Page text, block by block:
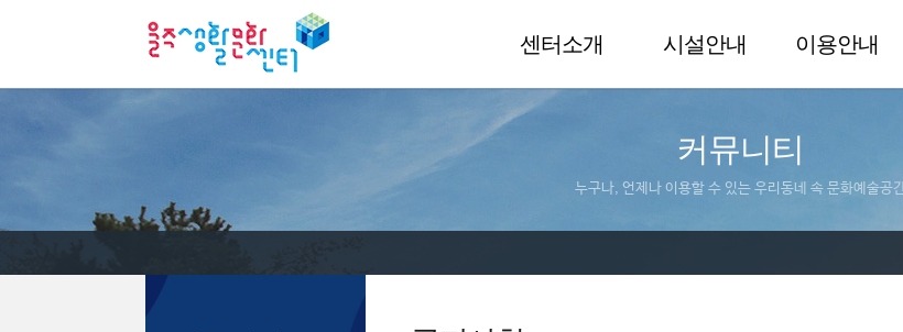
센터소개 시설안내 이용안내
커뮤니티
누구나, 언제나 이용할 수 있는 우리동네 속 문화예술공